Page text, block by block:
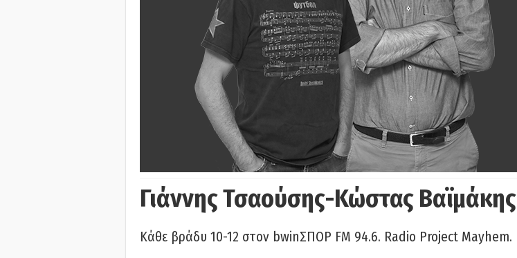
Γιάννης Τσαούσης-Κώστας Βαϊμάκης
Κάθε βράδυ 10-12 στον bwinΣΠΟΡ FM 94.6. Radio Project Mayhem.